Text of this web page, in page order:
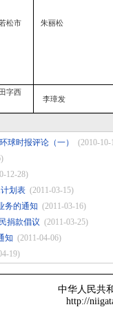
松市
朱丽松
字西
李璋发
球时报评论（一）
(2010-10-
12-28)
划表 (2011-03-15)
务的通知 (2011-03-16)
捐款倡议 (2011-03-25)
知 (2011-04-06)
19)
中华人民共
http://